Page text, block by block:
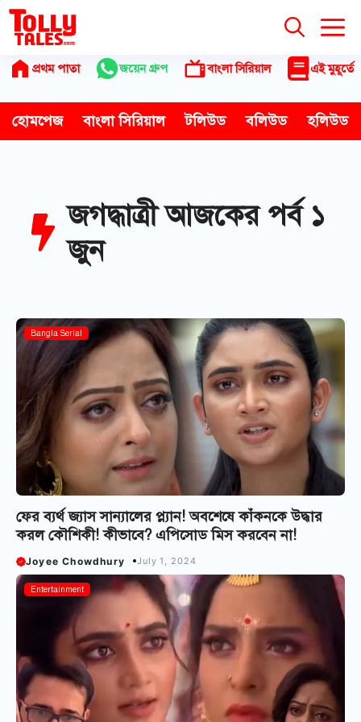
Skip
content
প্রথম পাতা জয়েন গ্রুপ বাংলা সিরিয়াল এই মুহূর্তে
হোমপেজ বাংলা সিরিয়াল টলিউড বলিউড হলিউড
জগদ্ধাত্রী আজকের পর্ব ১
জুন
Bangla Serial
ফের ব্যর্থ জ্যাস সান্যালের প্ল্যান! অবশেষে কাঁকনকে উদ্ধার
করল কৌশিকী! কীভাবে? এপিসোড মিস করবেন না!
Joyee Chowdhury July 1, 2024
Bangla Serial
Entertainment